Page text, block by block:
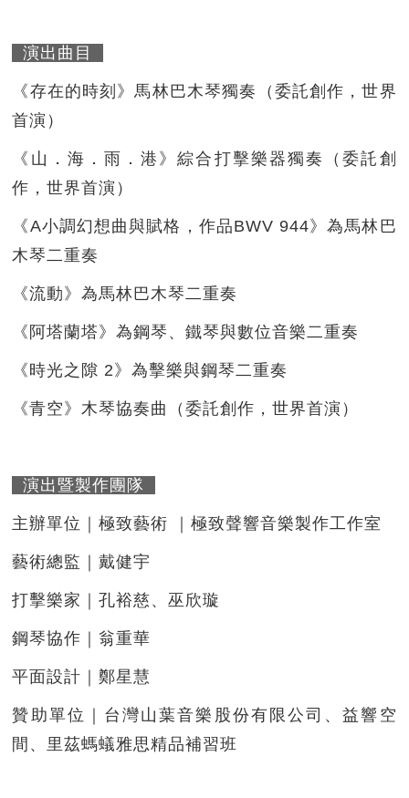
演出曲目
《存在的時刻》馬林巴木琴獨奏（委託創作，世界
首演）
《山．海．雨．港》綜合打擊樂器獨奏（委託創
作，世界首演）
《A小調幻想曲與賦格，作品BWV 944》為馬林巴
木琴二重奏
《流動》為馬林巴木琴二重奏
《阿塔蘭塔》為鋼琴、鐵琴與數位音樂二重奏
《時光之隙 2》為擊樂與鋼琴二重奏
《青空》木琴協奏曲（委託創作，世界首演）
演出暨製作團隊
主辦單位｜極致藝術 ｜極致聲響音樂製作工作室
藝術總監｜戴健宇
打擊樂家｜孔裕慈、巫欣璇
鋼琴協作｜翁重華
平面設計｜鄭星慧
贊助單位｜台灣山葉音樂股份有限公司、益響空
間、里茲螞蟻雅思精品補習班